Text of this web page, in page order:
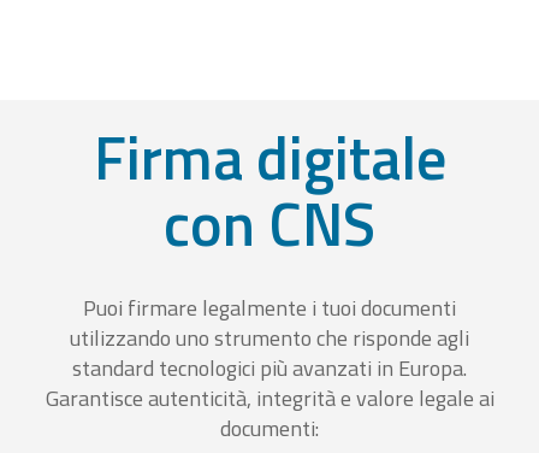
Firma digitale
con CNS
Puoi firmare legalmente i tuoi documenti
utilizzando uno strumento che risponde agli
standard tecnologici più avanzati in Europa.
Garantisce autenticità, integrità e valore legale ai
documenti: